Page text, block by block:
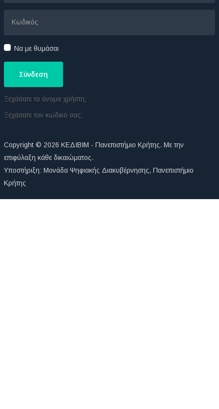
Να με θυμάσαι
Σύνδεση
Ξεχάσατε το όνομα χρήστη;
Ξεχάσατε τον κωδικό σας;
Copyright © 2026 ΚΕΔΙΒΙΜ - Πανεπιστήμιο Κρήτης. Με την
επιφύλαξη κάθε δικαιώματος.
Υποστήριξη: Μονάδα Ψηφιακής Διακυβέρνησης, Πανεπιστήμιο
Κρήτης